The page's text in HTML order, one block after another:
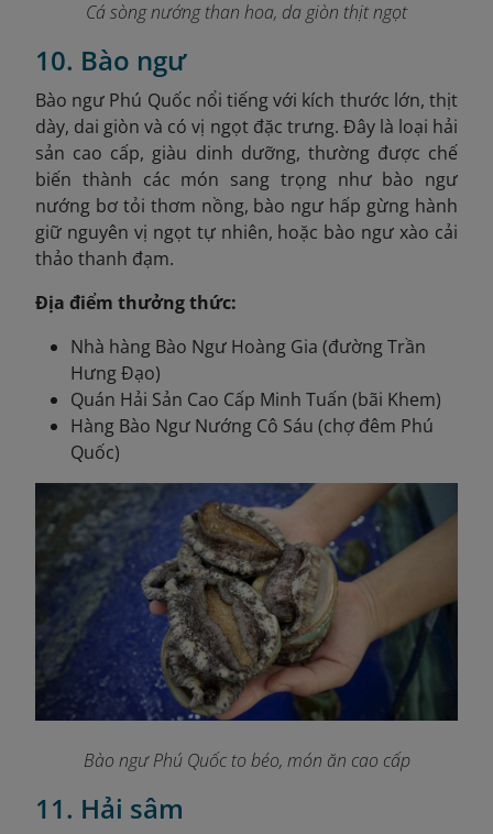
Cá sòng nướng than hoa, da giòn thịt ngọt
10. Bào ngư
Bào ngư Phú Quốc nổi tiếng với kích thước lớn, thịt
dày, dai giòn và có vị ngọt đặc trưng. Đây là loại hải
sản cao cấp, giàu dinh dưỡng, thường được chế
biến thành các món sang trọng như bào ngư
nướng bơ tỏi thơm nồng, bào ngư hấp gừng hành
giữ nguyên vị ngọt tự nhiên, hoặc bào ngư xào cải
thảo thanh đạm.
Địa điểm thưởng thức:
Nhà hàng Bào Ngư Hoàng Gia (đường Trần
Hưng Đạo)
Quán Hải Sản Cao Cấp Minh Tuấn (bãi Khem)
Hàng Bào Ngư Nướng Cô Sáu (chợ đêm Phú
Quốc)
Bào ngư Phú Quốc to béo, món ăn cao cấp
11. Hải sâm